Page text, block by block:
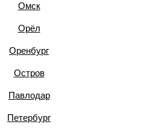
Омск
Орёл
Оренбург
Остров
Павлодар
Петербург